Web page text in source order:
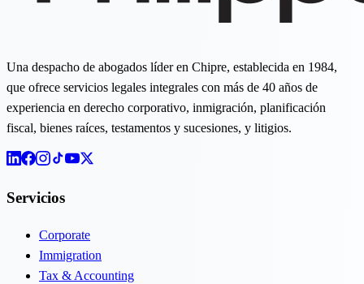
Una despacho de abogados líder en Chipre, establecida en 1984,
que ofrece servicios legales integrales con más de 40 años de
experiencia en derecho corporativo, inmigración, planificación
fiscal, bienes raíces, testamentos y sucesiones, y litigios.
Servicios
Corporate
Immigration
Tax & Accounting